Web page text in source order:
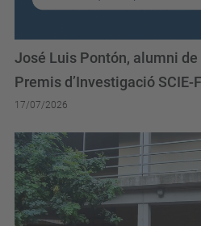
José Luis Pontón, alumni de
Premis d’Investigació SCIE-